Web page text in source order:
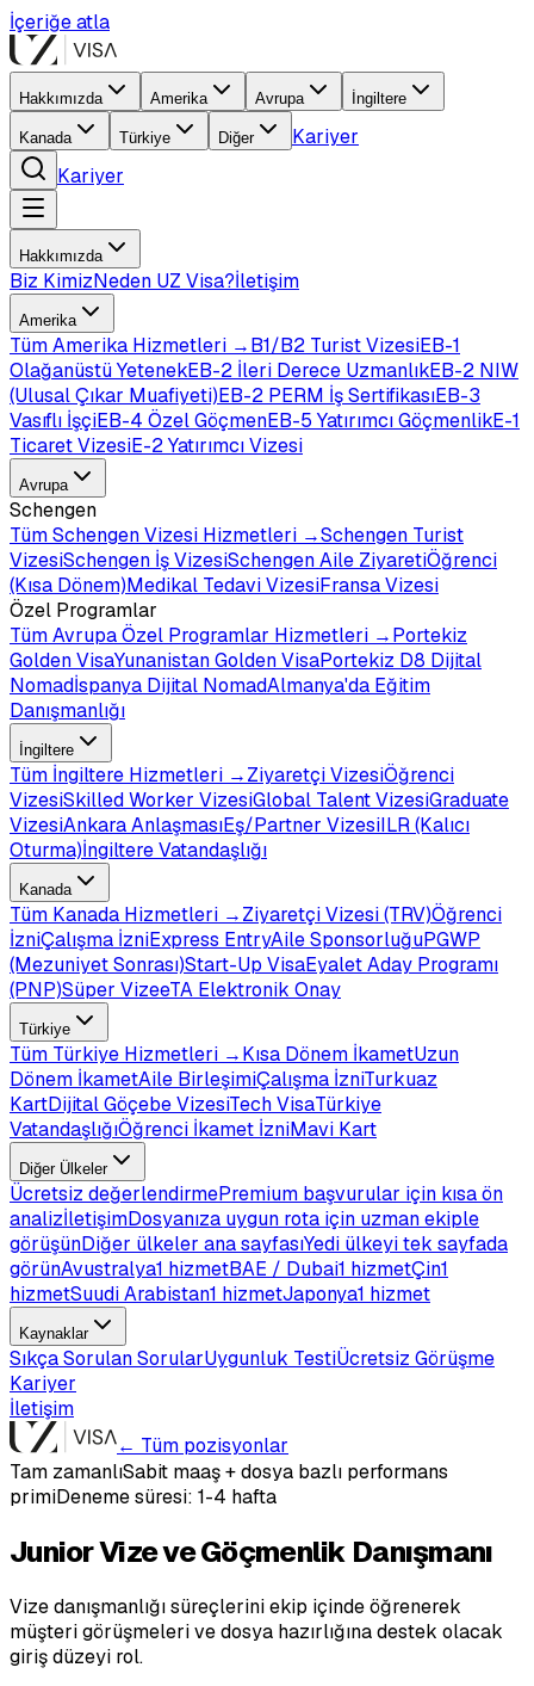
İçeriğe atla
Hakkımızda Amerika Avrupa İngiltere
Kanada Türkiye Diğer
Kariyer
Kariyer
Hakkımızda
Biz KimizNeden UZ Visa?İletişim
Amerika
TümAmerika Hizmetleri →B1/B2 Turist VizesiEB-1
Olağanüstü YetenekEB-2 İleri Derece UzmanlıkEB-2 NIW
(Ulusal Çıkar Muafiyeti)EB-2 PERM İş SertifikasıEB-3
Vasıflı İşçiEB-4 Özel GöçmenEB-5 Yatırımcı GöçmenlikE-1
Ticaret VizesiE-2 Yatırımcı Vizesi
Avrupa
Schengen
TümSchengen Vizesi Hizmetleri →Schengen Turist
VizesiSchengen İş VizesiSchengen Aile ZiyaretiÖğrenci
(Kısa Dönem)Medikal Tedavi VizesiFransa Vizesi
Özel Programlar
TümAvrupa Özel Programlar Hizmetleri →Portekiz
Golden VisaYunanistan Golden VisaPortekiz D8 Dijital
Nomadİspanya Dijital NomadAlmanya'da Eğitim
Danışmanlığı
İngiltere
Tüm İngiltere Hizmetleri →Ziyaretçi VizesiÖğrenci
VizesiSkilled Worker VizesiGlobal Talent VizesiGraduate
VizesiAnkara AnlaşmasıEş/Partner VizesiILR (Kalıcı
Oturma)İngiltere Vatandaşlığı
Kanada
Tüm Kanada Hizmetleri →Ziyaretçi Vizesi (TRV)Öğrenci
İzniÇalışma İzniExpress EntryAile SponsorluğuPGWP
(Mezuniyet Sonrası)Start-Up VisaEyalet Aday Programı
(PNP)Süper VizeeTA Elektronik Onay
Türkiye
Tüm Türkiye Hizmetleri →Kısa Dönem İkametUzun
Dönem İkametAile BirleşimiÇalışma İzniTurkuaz
KartDijital Göçebe VizesiTech VisaTürkiye
VatandaşlığıÖğrenci İkamet İzniMavi Kart
Diğer Ülkeler
Ücretsiz değerlendirmePremium başvurular için kısa ön
analizİletişimDosyanıza uygun rota için uzman ekiple
görüşünDiğer ülkeler ana sayfasıYedi ülkeyi tek sayfada
görünAvustralya1 hizmetBAE / Dubai1 hizmetÇin1
hizmetSuudi Arabistan1 hizmetJaponya1 hizmet
Kaynaklar
Sıkça Sorulan SorularUygunluk TestiÜcretsiz Görüşme
Kariyer
İletişim
← Tüm pozisyonlar
Tam zamanlıSabit maaş + dosya bazlı performans
primiDeneme süresi: 1-4 hafta
Junior Vize ve Göçmenlik Danışmanı
Vize danışmanlığı süreçlerini ekip içinde öğrenerek
müşteri görüşmeleri ve dosya hazırlığına destek olacak
giriş düzeyi rol.